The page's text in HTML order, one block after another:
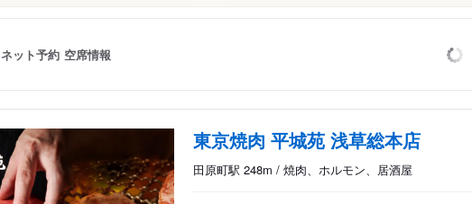
ネット予約 空席情報
東京焼肉 平城苑 浅草総本店
田原町駅 248m / 焼肉、ホルモン、居酒屋